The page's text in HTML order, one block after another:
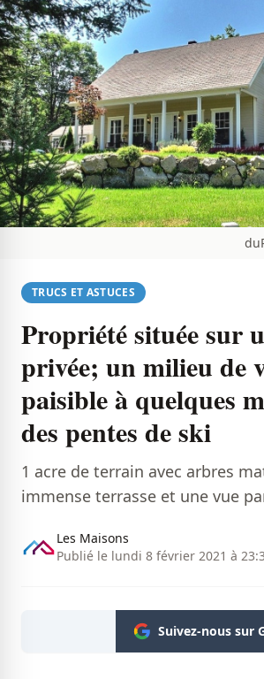
TRUCS ET ASTUCES
Propriété située sur
privée; un milieu de
paisible à quelques
des pentes de ski
1 acre de terrain avec arbres
immense terrasse et une vue
Les Maisons
Publié le lundi 8 février 2021 à
Suivez-nous sur